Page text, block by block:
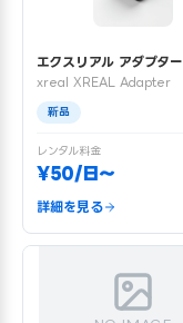
エクスリアル アダプター
xreal XREAL Adapter
新品
レンタル料金
¥50/日〜
詳細を見る